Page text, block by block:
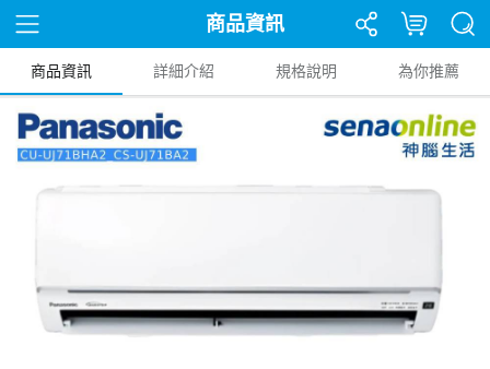
商品資訊
商品資訊 詳細介紹 規格說明 為你推薦